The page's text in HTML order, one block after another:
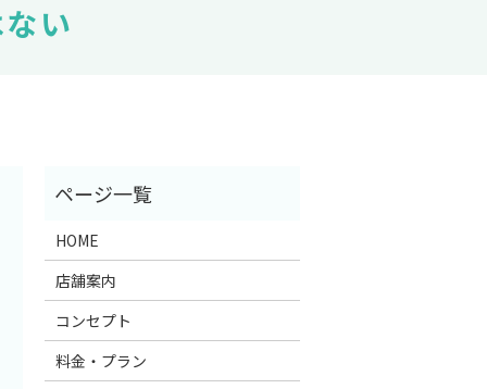
い
HOME
店舗案内
コンセプト
料金・プラン